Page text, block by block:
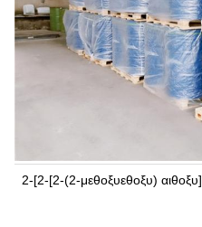
2-[2-[2-(2-μεθοξυεθοξυ)